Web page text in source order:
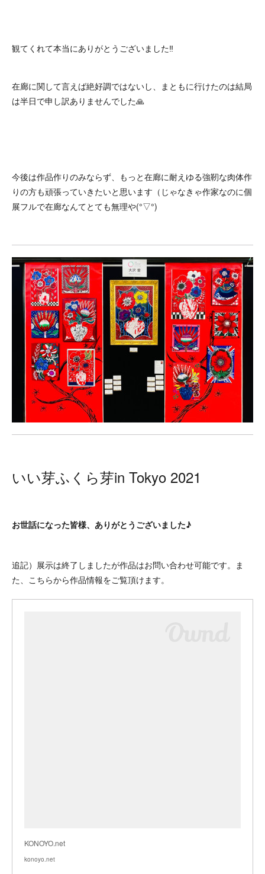
観てくれて本当にありがとうございました‼️
在廊に関して言えば絶好調ではないし、まともに行けたのは結局
は半日で申し訳ありませんでした🙏
今後は作品作りのみならず、もっと在廊に耐えゆる強靭な肉体作
りの方も頑張っていきたいと思います（じゃなきゃ作家なのに個
展フルで在廊なんてとても無理や(°▽°)
いい芽ふくら芽in Tokyo 2021
お世話になった皆様、ありがとうございました♪
追記）展示は終了しましたが作品はお問い合わせ可能です。ま
た、こちらから作品情報をご覧頂けます。
KONOYO.net
konoyo.net